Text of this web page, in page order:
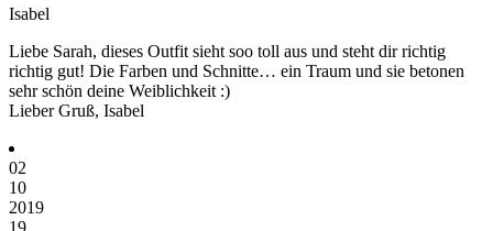
Isabel
Liebe Sarah, dieses Outfit sieht soo toll aus und steht dir richtig
richtig gut! Die Farben und Schnitte… ein Traum und sie betonen
sehr schön deine Weiblichkeit :)
Lieber Gruß, Isabel
02
10
2019
19